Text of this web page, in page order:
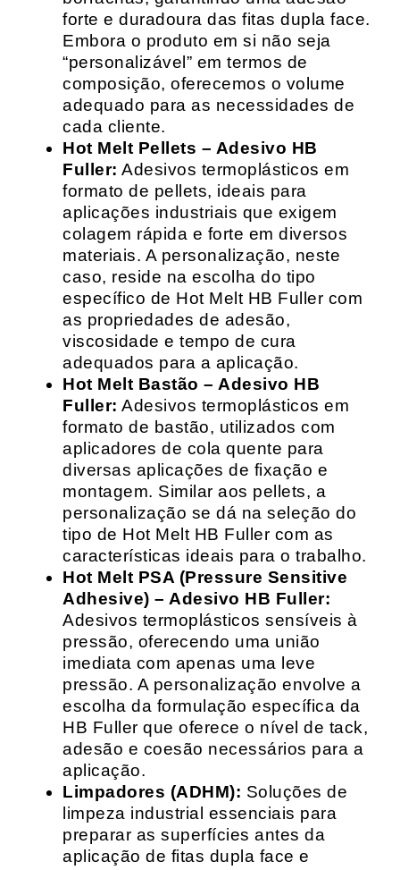
forte e duradoura das fitas dupla face.
Embora o produto em si não seja
“personalizável” em termos de
composição, oferecemos o volume
adequado para as necessidades de
cada cliente.
Hot Melt Pellets – Adesivo HB
Fuller: Adesivos termoplásticos em
formato de pellets, ideais para
aplicações industriais que exigem
colagem rápida e forte em diversos
materiais. A personalização, neste
caso, reside na escolha do tipo
específico de Hot Melt HB Fuller com
as propriedades de adesão,
viscosidade e tempo de cura
adequados para a aplicação.
Hot Melt Bastão – Adesivo HB
Fuller: Adesivos termoplásticos em
formato de bastão, utilizados com
aplicadores de cola quente para
diversas aplicações de fixação e
montagem. Similar aos pellets, a
personalização se dá na seleção do
tipo de Hot Melt HB Fuller com as
características ideais para o trabalho.
Hot Melt PSA (Pressure Sensitive
Adhesive) – Adesivo HB Fuller:
Adesivos termoplásticos sensíveis à
pressão, oferecendo uma união
imediata com apenas uma leve
pressão. A personalização envolve a
escolha da formulação específica da
HB Fuller que oferece o nível de tack,
adesão e coesão necessários para a
aplicação.
Limpadores (ADHM): Soluções de
limpeza industrial essenciais para
preparar as superfícies antes da
aplicação de fitas dupla face e